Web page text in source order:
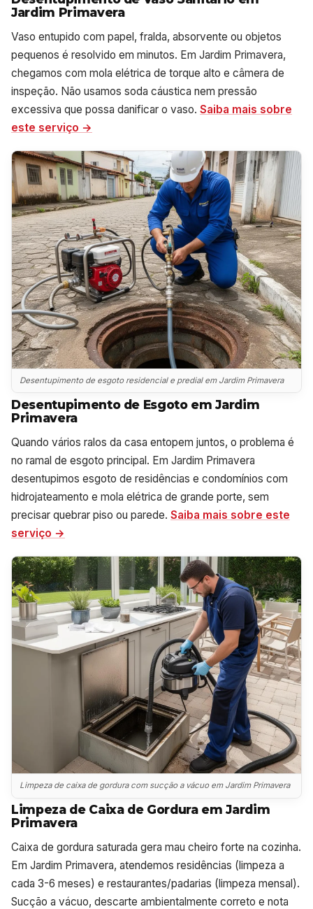
Jardim Primavera
Vaso entupido com papel, fralda, absorvente ou objetos
pequenos é resolvido em minutos. Em Jardim Primavera,
chegamos com mola elétrica de torque alto e câmera de
inspeção. Não usamos soda cáustica nem pressão
excessiva que possa danificar o vaso. Saiba mais sobre
este serviço →
Desentupimento de esgoto residencial e predial em Jardim Primavera
Desentupimento de Esgoto em Jardim
Primavera
Quando vários ralos da casa entopem juntos, o problema é
no ramal de esgoto principal. Em Jardim Primavera
desentupimos esgoto de residências e condomínios com
hidrojateamento e mola elétrica de grande porte, sem
precisar quebrar piso ou parede. Saiba mais sobre este
serviço →
Limpeza de caixa de gordura com sucção a vácuo em Jardim Primavera
Limpeza de Caixa de Gordura em Jardim
Primavera
Caixa de gordura saturada gera mau cheiro forte na cozinha.
Em Jardim Primavera, atendemos residências (limpeza a
cada 3-6 meses) e restaurantes/padarias (limpeza mensal).
Sucção a vácuo, descarte ambientalmente correto e nota